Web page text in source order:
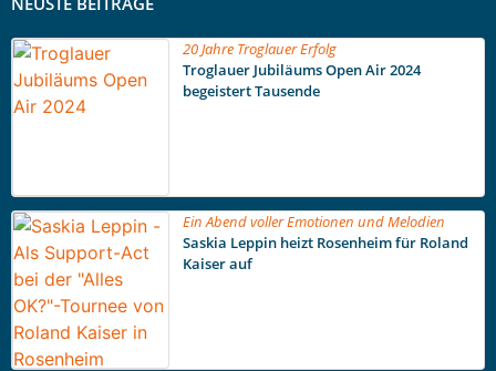
20 Jahre Troglauer Erfolg
Troglauer Jubiläums Open Air 2024
begeistert Tausende
Ein Abend voller Emotionen und Melodien
Saskia Leppin heizt Rosenheim für Roland
Kaiser auf